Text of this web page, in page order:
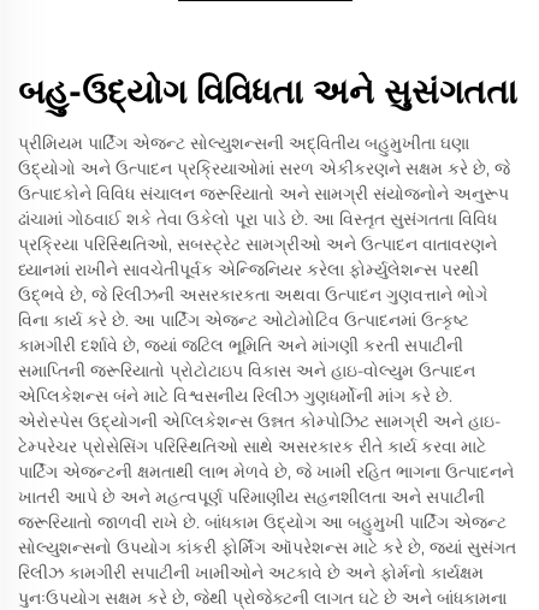
બહુ-ઉદ્યોગ વિવિધતા અને સુસંગતતા
પ્રીમિયમ પાર્ટિંગ એજન્ટ સોલ્યુશન્સની અદ્વિતીય બહુમુખીતા ઘણા
ઉદ્યોગો અને ઉત્પાદન પ્રક્રિયાઓમાં સરળ એકીકરણને સક્ષમ કરે છે, જે
ઉત્પાદકોને વિવિધ સંચાલન જરૂરિયાતો અને સામગ્રી સંયોજનોને અનુરૂપ
ઢાંચામાં ગોઠવાઈ શકે તેવા ઉકેલો પૂરા પાડે છે. આ વિસ્તૃત સુસંગતતા વિવિધ
પ્રક્રિયા પરિસ્થિતિઓ, સબસ્ટ્રેટ સામગ્રીઓ અને ઉત્પાદન વાતાવરણને
ધ્યાનમાં રાખીને સાવચેતીપૂર્વક એન્જિનિયર કરેલા ફોર્મ્યુલેશન્સ પરથી
ઉદ્ભવે છે, જે રિલીઝની અસરકારકતા અથવા ઉત્પાદન ગુણવત્તાને ભોગે
વિના કાર્ય કરે છે. આ પાર્ટિંગ એજન્ટ ઓટોમોટિવ ઉત્પાદનમાં ઉત્કૃષ્ટ
કામગીરી દર્શાવે છે, જ્યાં જટિલ ભૂમિતિ અને માંગણી કરતી સપાટીની
સમાપ્તિની જરૂરિયાતો પ્રોટોટાઇપ વિકાસ અને હાઇ-વોલ્યુમ ઉત્પાદન
એપ્લિકેશન્સ બંને માટે વિશ્વસનીય રિલીઝ ગુણધર્મોની માંગ કરે છે.
એરોસ્પેસ ઉદ્યોગની એપ્લિકેશન્સ ઉન્નત કોમ્પોઝિટ સામગ્રી અને હાઇ-
ટેમ્પરેચર પ્રોસેસિંગ પરિસ્થિતિઓ સાથે અસરકારક રીતે કાર્ય કરવા માટે
પાર્ટિંગ એજન્ટની ક્ષમતાથી લાભ મેળવે છે, જે ખામી રહિત ભાગના ઉત્પાદનને
ખાતરી આપે છે અને મહત્વપૂર્ણ પરિમાણીય સહનશીલતા અને સપાટીની
જરૂરિયાતો જાળવી રાખે છે. બાંધકામ ઉદ્યોગ આ બહુમુખી પાર્ટિંગ એજન્ટ
સોલ્યુશન્સનો ઉપયોગ કાંકરી ફોર્મિંગ ઑપરેશન્સ માટે કરે છે, જ્યાં સુસંગત
રિલીઝ કામગીરી સપાટીની ખામીઓને અટકાવે છે અને ફોર્મનો કાર્યક્ષમ
પુનઃઉપયોગ સક્ષમ કરે છે, જેથી પ્રોજેક્ટની લાગત ઘટે છે અને બાંધકામના